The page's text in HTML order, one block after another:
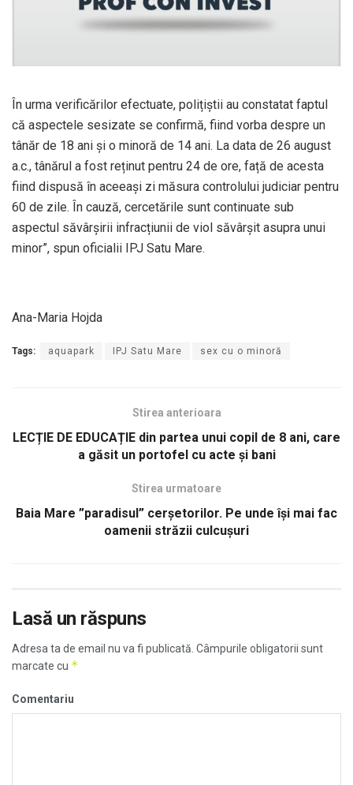
În urma verificărilor efectuate, polițiștii au constatat faptul
că aspectele sesizate se confirmă, fiind vorba despre un
tânăr de 18 ani și o minoră de 14 ani. La data de 26 august
a.c., tânărul a fost reținut pentru 24 de ore, față de acesta
fiind dispusă în aceeași zi măsura controlului judiciar pentru
60 de zile. În cauză, cercetările sunt continuate sub
aspectul săvârșirii infracțiunii de viol săvârșit asupra unui
minor”, spun oficialii IPJ Satu Mare.
Ana-Maria Hojda
Tags: aquapark IPJ Satu Mare sex cu o minoră
Stirea anterioara
LECȚIE DE EDUCAȚIE din partea unui copil de 8 ani, care
a găsit un portofel cu acte și bani
Stirea urmatoare
Baia Mare ”paradisul” cerșetorilor. Pe unde își mai fac
oamenii străzii culcușuri
Lasă un răspuns
Adresa ta de email nu va fi publicată. Câmpurile obligatorii sunt
marcate cu *
Comentariu